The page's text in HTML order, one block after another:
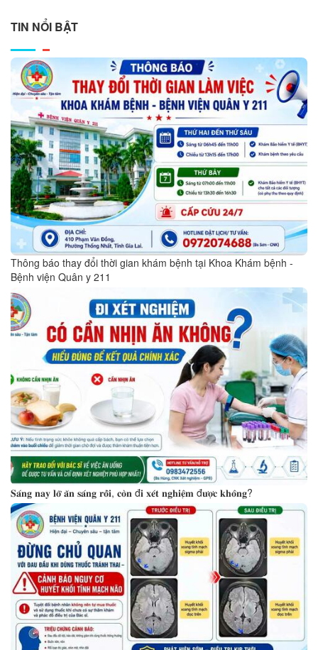
TIN NỔI BẬT
Thông báo thay đổi thời gian khám bệnh tại Khoa Khám bệnh -
Bệnh viện Quân y 211
𝐒𝐚́𝐧𝐠 𝐧𝐚𝐲 𝐥𝐨̛̃ 𝐚̆𝐧 𝐬𝐚́𝐧𝐠 𝐫𝐨̂̀𝐢, 𝐜𝐨̀𝐧 đ𝐢 𝐱𝐞́𝐭 𝐧𝐠𝐡𝐢𝐞̣̂𝐦 đ𝐮̛𝐨̛̣𝐜 𝐤𝐡𝐨̂𝐧𝐠?